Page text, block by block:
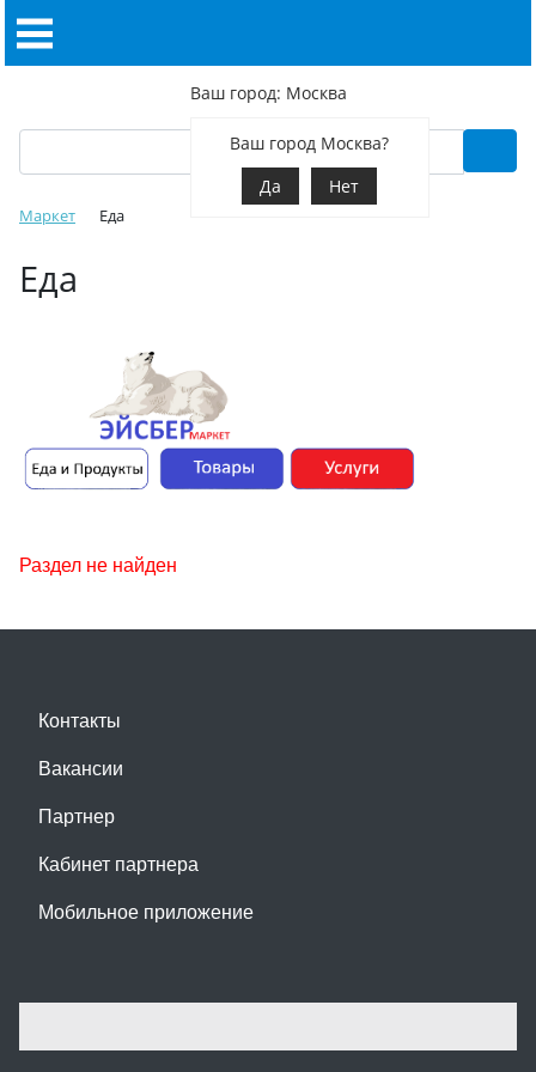
Ваш город: Москва
Ваш город Москва?
Да
Нет
Маркет Еда
Еда
Раздел не найден
Контакты
Вакансии
Партнер
Кабинет партнера
Мобильное приложение